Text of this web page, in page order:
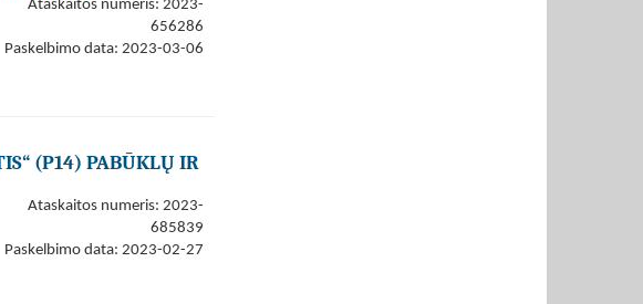
Ataskaitos numeris: 2023-
656286
Paskelbimo data: 2023-03-06
(P14) PABŪKLŲ IR
Ataskaitos numeris: 2023-
685839
Paskelbimo data: 2023-02-27